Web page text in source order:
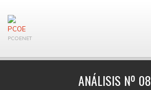
PCOENET
ANÁLISIS Nº 08